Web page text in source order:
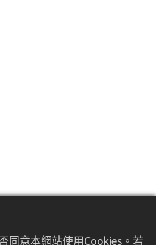
同意本網站使用Cookies。若